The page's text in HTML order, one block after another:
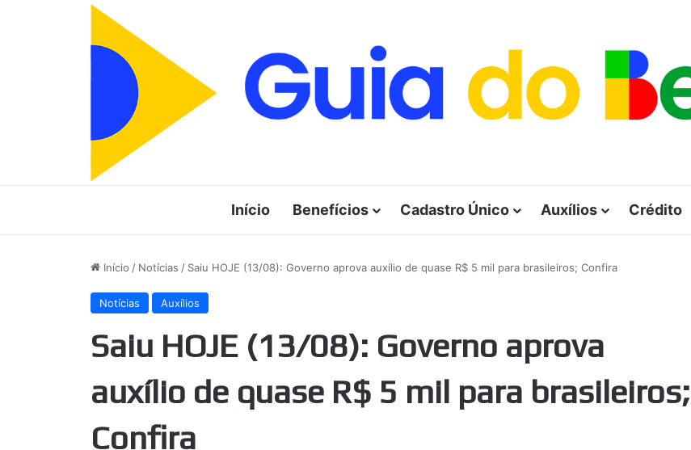
Início Benefícios Cadastro Único Auxílios Crédito
Início / Notícias / Saiu HOJE (13/08): Governo aprova auxílio de quase R$ 5 mil para brasileiros; Confira
Notícias Auxílios
Saiu HOJE (13/08): Governo aprova
auxílio de quase R$ 5 mil para brasileiros;
Confira